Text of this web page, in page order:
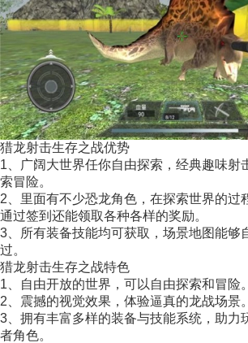
猎龙射击生存之战优势
1、广阔大世界任你自由探索，经典趣味射
索冒险。
2、里面有不少恐龙角色，在探索世界的过
通过签到还能领取各种各样的奖励。
3、所有装备技能均可获取，场景地图能够
过。
猎龙射击生存之战特色
1、自由开放的世界，可以自由探索和冒险。
2、震撼的视觉效果，体验逼真的龙战场景。
3、拥有丰富多样的装备与技能系统，助力
者角色。